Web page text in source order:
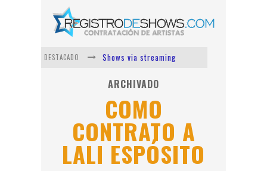
DESTACADO
Shows via streaming
Lit Killah
Nicki Nicole
Duki
Vi Em
Los Ángeles Azules
ARCHIVADO
COMO
CONTRATO A
LALI ESPÓSITO